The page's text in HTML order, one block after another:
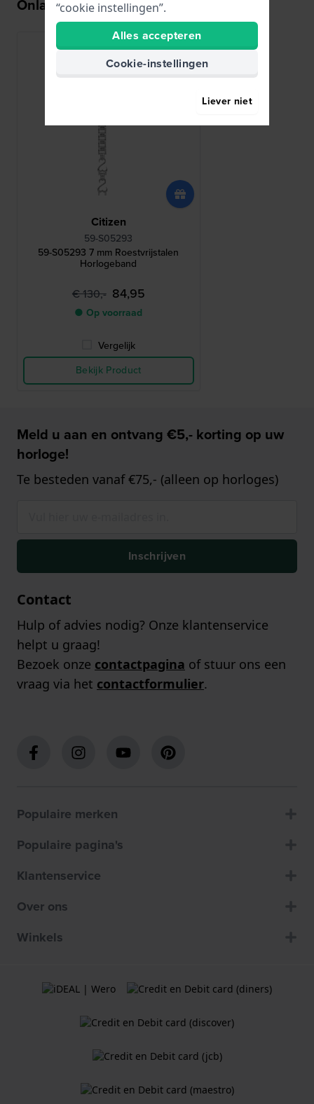
Onlangs bekeken
Citizen
59-S05293
59-S05293 7 mm Roestvrijstalen
Horlogeband
€ 130,- 84,95
● Op voorraad
Vergelijk
Bekijk Product
Meld u aan en ontvang €5,- korting op uw
horloge!
Te besteden vanaf €75,- (alleen op horloges)
Inschrijven
Contact
Hulp of advies nodig? Onze klantenservice
helpt u graag!
Bezoek onze contactpagina of stuur ons een
vraag via het contactformulier.
Populaire merken
Populaire pagina's
Klantenservice
Over ons
Winkels
“cookie instellingen”.
Alles accepteren
Cookie-instellingen
Liever niet